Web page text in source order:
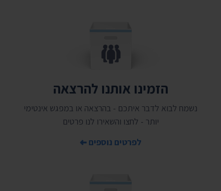
הזמינו אותנו להרצאה
נשמח לבוא לדבר איתכם - בהרצאה או במפגש אינטימי
יותר - לחצו והשאירו לנו פרטים
לפרטים נוספים